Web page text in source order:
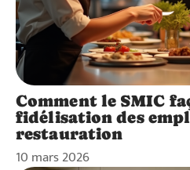
Comment le SMIC
fidélisation des
restauration
10 mars 2026